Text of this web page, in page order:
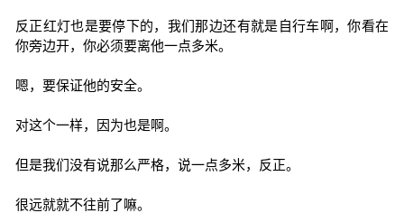
反正红灯也是要停下的，我们那边还有就是自行车啊，你看在
你旁边开，你必须要离他一点多米。
嗯，要保证他的安全。
对这个一样，因为也是啊。
但是我们没有说那么严格，说一点多米，反正。
很远就就不往前了嘛。